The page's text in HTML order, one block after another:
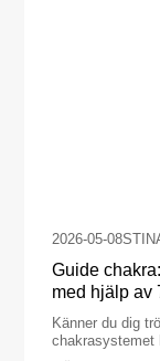
2026-05-08
Guide
med hjälp av
Känner du dig
chakrasystemet